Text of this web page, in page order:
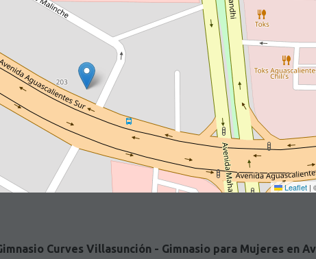
Leaflet |
Curves Villasunción - Gimnasio para Mujeres en